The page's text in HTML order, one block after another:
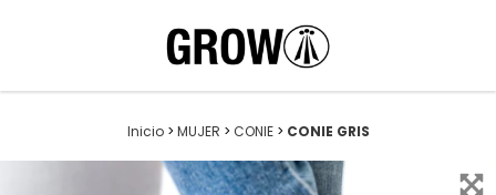
Inicio > MUJER > CONIE > CONIE GRIS